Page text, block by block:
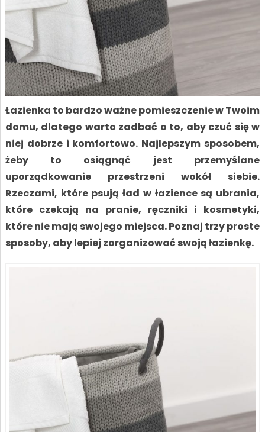
Łazienka to bardzo ważne pomieszczenie w Twoim
domu, dlatego warto zadbać o to, aby czuć się w
niej dobrze i komfortowo. Najlepszym sposobem,
żeby to osiągnąć jest przemyślane
uporządkowanie przestrzeni wokół siebie.
Rzeczami, które psują ład w łazience są ubrania,
które czekają na pranie, ręczniki i kosmetyki,
które nie mają swojego miejsca. Poznaj trzy proste
sposoby, aby lepiej zorganizować swoją łazienkę.